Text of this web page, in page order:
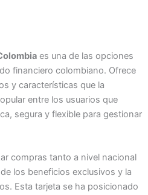
es una de las opciones
financiero colombiano. Ofrece
y características que la
entre los usuarios que
segura y flexible para gestionar
compras tanto a nivel nacional
los beneficios exclusivos y la
Esta tarjeta se ha posicionado